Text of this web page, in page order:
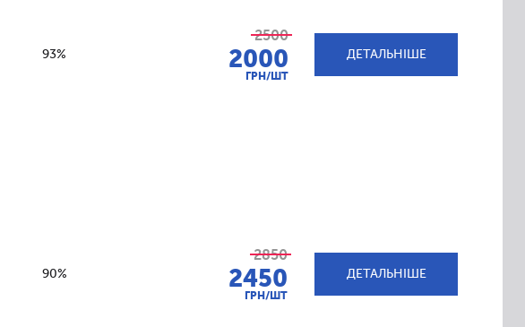
93%
2500
2000
ГРН/ШТ
ДЕТАЛЬНІШЕ
90%
2850
2450
ГРН/ШТ
ДЕТАЛЬНІШЕ